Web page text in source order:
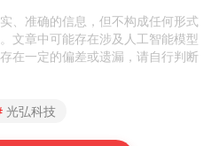
、准确的信息，但不构成任何形式
文章中可能存在涉及人工智能模型
在一定的偏差或遗漏，请自行判断
光弘科技